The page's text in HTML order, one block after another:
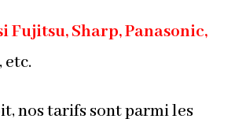
Fujitsu, Sharp, Panasonic,
etc.
nos tarifs sont parmi les